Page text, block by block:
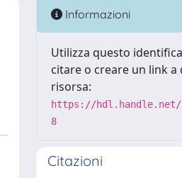
Informazioni
Utilizza questo
citare o creare un link a
risorsa:
https://hdl.handle.net/
8
Citazioni